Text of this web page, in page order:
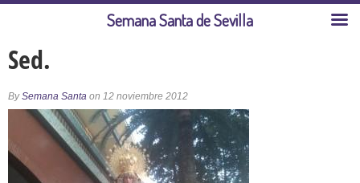
Sed.
BySemana Santa on 12 noviembre 2012
Semana Santa de Sevilla